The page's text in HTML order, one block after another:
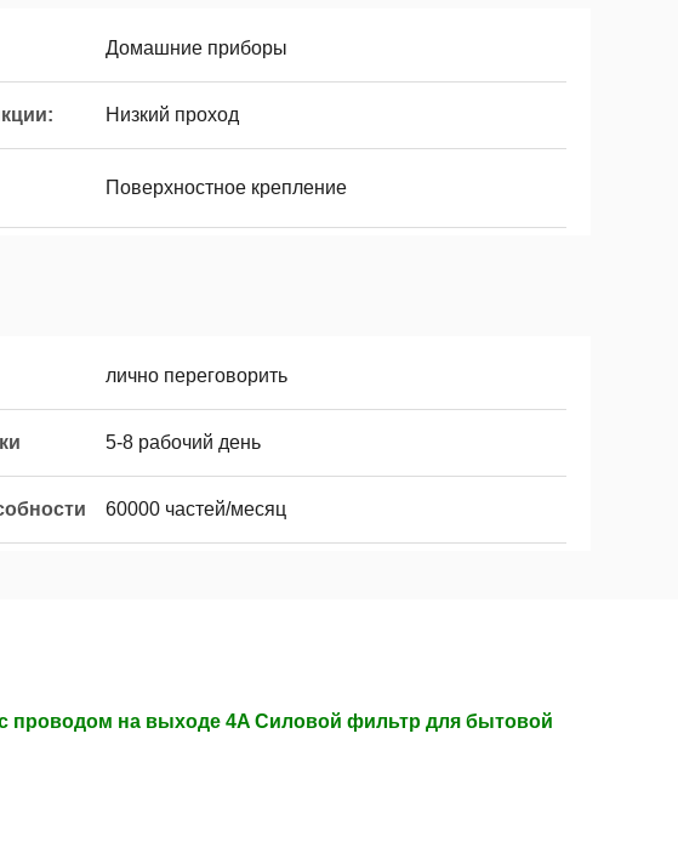
Домашние приборы
Низкий проход
Поверхностное крепление
лично переговорить
5-8 рабочий день
60000 частей/месяц
проводом на выходе 4A Силовой фильтр для бытовой